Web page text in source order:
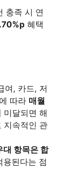
충족 시 연
혜택
, 카드, 저
따라 매월
미달되면 해
지속적인 관
항목은 합
용된다는 점